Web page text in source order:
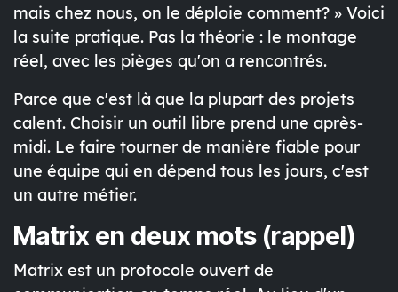
mais chez nous, on le déploie comment? » Voici
la suite pratique. Pas la théorie : le montage
réel, avec les pièges qu'on a rencontrés.
Parce que c'est là que la plupart des projets
calent. Choisir un outil libre prend une après-
midi. Le faire tourner de manière fiable pour
une équipe qui en dépend tous les jours, c'est
un autre métier.
Matrix en deux mots (rappel)
Matrix est un protocole ouvert de